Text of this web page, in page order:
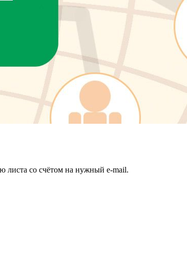
листа со счётом на нужный e‑mail.